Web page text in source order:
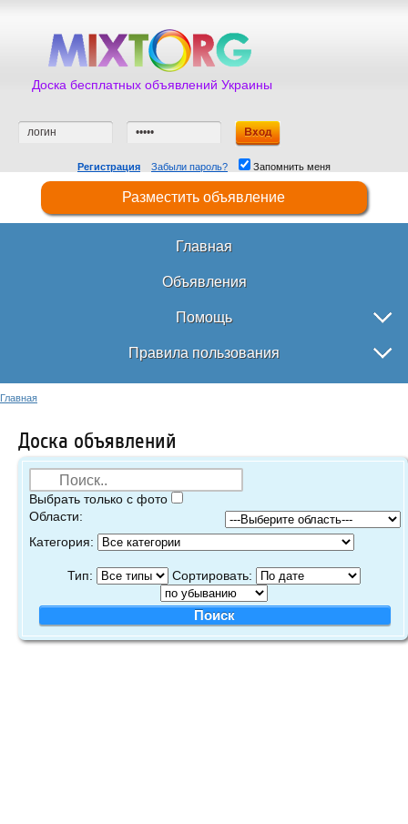
Доска бесплатных объявлений Украины
Регистрация Забыли пароль? Запомнить меня
Разместить объявление
Главная
Объявления
Помощь
Правила пользования
Главная
Доска объявлений
Выбрать только с фото
Области:
Категория:
Тип: Сортировать: